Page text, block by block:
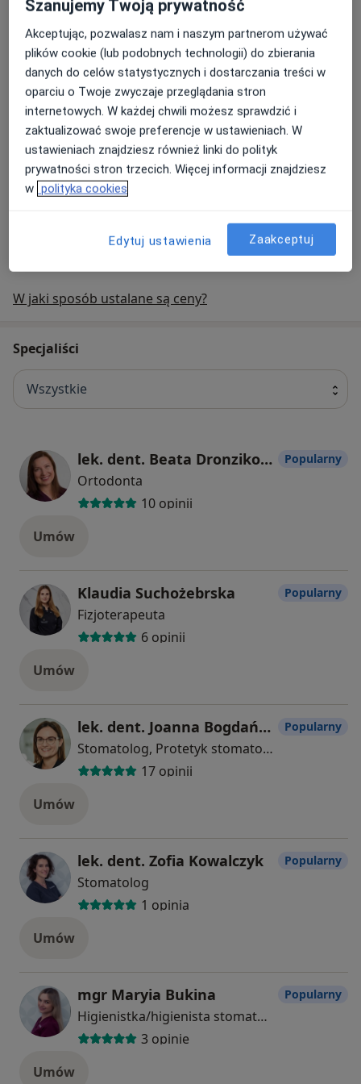
Higienizacja
Od 280 zł
Szczegółyhigienizacja
Umów
Wybielanie zębów lampą
1 500 zł
Szczegóływybielanie zębów lampą
Umów
W jaki sposób ustalane są ceny?
Specjaliści
Wszystkie
lek. dent. Beata Dronzikowska-Zając
Ortodonta
10 opinii
Popularny
Umów
Klaudia Suchożebrska
Fizjoterapeuta
6 opinii
Popularny
Umów
lek. dent. Joanna Bogdańska
Stomatolog, Protetyk stomatologiczny
17 opinii
Popularny
Umów
lek. dent. Zofia Kowalczyk
Stomatolog
1 opinia
Popularny
Umów
mgr Maryia Bukina
Higienistka/higienista stomatologiczny
3 opinie
Popularny
Umów
Szanujemy Twoją prywatność
Akceptując, pozwalasz nam i naszym partnerom używać
plików cookie (lub podobnych technologii) do zbierania
danych do celów statystycznych i dostarczania treści w
oparciu o Twoje zwyczaje przeglądania stron
internetowych. W każdej chwili możesz sprawdzić i
zaktualizować swoje preferencje w ustawieniach. W
ustawieniach znajdziesz również linki do polityk
prywatności stron trzecich. Więcej informacji znajdziesz
w polityka cookies
Edytuj ustawienia Zaakceptuj